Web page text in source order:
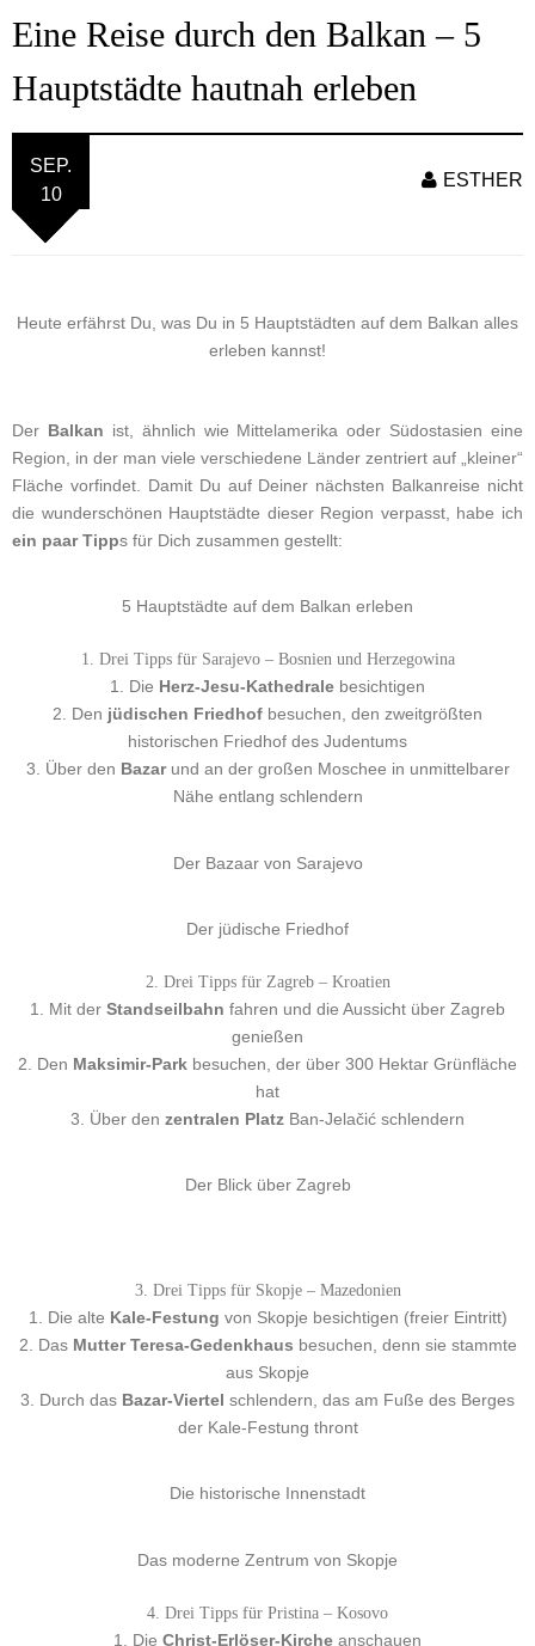
Eine Reise durch den Balkan – 5
Hauptstädte hautnah erleben
SEP.
10
ESTHER
Heute erfährst Du, was Du in 5 Hauptstädten auf dem Balkan alles
erleben kannst!
Der Balkan ist, ähnlich wie Mittelamerika oder Südostasien eine
Region, in der man viele verschiedene Länder zentriert auf „kleiner“
Fläche vorfindet. Damit Du auf Deiner nächsten Balkanreise nicht
die wunderschönen Hauptstädte dieser Region verpasst, habe ich
ein paar Tipps für Dich zusammen gestellt:
5 Hauptstädte auf dem Balkan erleben
1. Drei Tipps für Sarajevo – Bosnien und Herzegowina
1. Die Herz-Jesu-Kathedrale besichtigen
2. Den jüdischen Friedhof besuchen, den zweitgrößten
historischen Friedhof des Judentums
3. Über den Bazarund an der großen Moschee in unmittelbarer
Nähe entlang schlendern
Der Bazaar von Sarajevo
Der jüdische Friedhof
2. Drei Tipps für Zagreb – Kroatien
1. Mit der Standseilbahn fahren und die Aussicht über Zagreb
genießen
2. Den Maksimir-Park besuchen, der über 300 Hektar Grünfläche
hat
3. Über den zentralen Platz Ban-Jelačić schlendern
Der Blick über Zagreb
3. Drei Tipps für Skopje – Mazedonien
1. Die alte Kale-Festung von Skopje besichtigen (freier Eintritt)
2. Das Mutter Teresa-Gedenkhaus besuchen, denn sie stammte
aus Skopje
3. Durch das Bazar-Viertel schlendern, das am Fuße des Berges
der Kale-Festung thront
Die historische Innenstadt
Das moderne Zentrum von Skopje
4. Drei Tipps für Pristina – Kosovo
1. Die Christ-Erlöser-Kirche anschauen